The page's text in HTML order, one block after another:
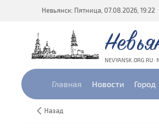
Невьянск: Пятница, 07.08.2026, 19:22
NEVYANSK.ORG.RU ·
Главная Новости Город
Назад